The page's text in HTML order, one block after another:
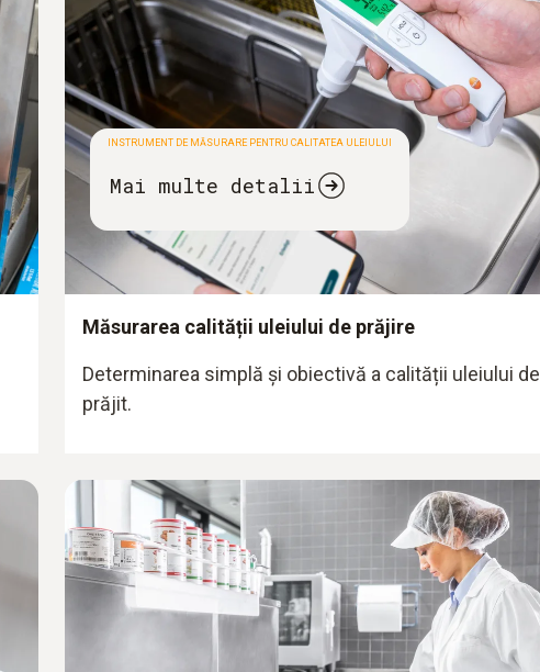
INSTRUMENT DE MĂSURARE PENTRU CALITATEA ULEIULUI
Mai multe detalii
Măsurarea calității uleiului de prăjire
Determinarea simplă și obiectivă a calității uleiului de
prăjit.